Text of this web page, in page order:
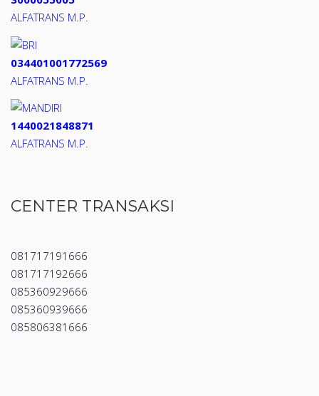
ALFATRANS M.P.
034401001772569
ALFATRANS M.P.
1440021848871
ALFATRANS M.P.
CENTER TRANSAKSI
081717191666
081717192666
085360929666
085360939666
085806381666